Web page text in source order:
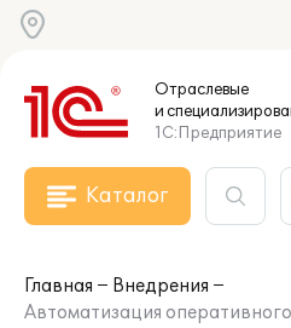
Отраслевые
и
1С:Предприятие
Каталог
Главная
Внедрения
Автоматизация оперативного